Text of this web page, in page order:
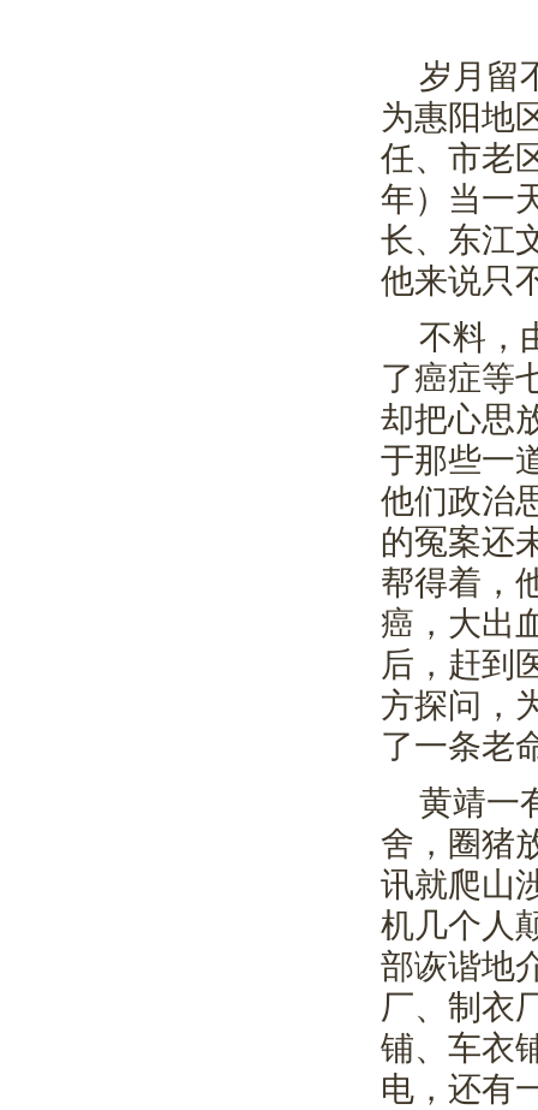
岁月留
为惠阳地
任、市老
年）当一
长、东江
他来说只
不料，
了癌症等
却把心思
于那些一
他们政治
的冤案还
帮得着，
癌，大出
后，赶到
方探问，
了一条老
黄靖一
舍，圈猪
讯就爬山
机几个人
部诙谐地
厂、制衣
铺、车衣
电，还有